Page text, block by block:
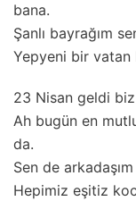
bana.
Şanlı bayrağım
Yepyeni bir vatan
23 Nisan geldi
Ah bugün en
da.
Sen de
Hepimiz eşitiz